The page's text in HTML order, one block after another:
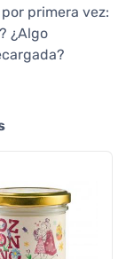
primera vez:
¿Algo